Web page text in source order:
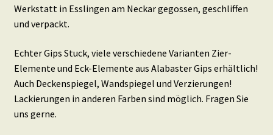
Werkstatt in Esslingen am Neckar gegossen, geschliffen
und verpackt.
Echter Gips Stuck, viele verschiedene Varianten Zier-
Elemente und Eck-Elemente aus Alabaster Gips erhältlich!
Auch Deckenspiegel, Wandspiegel und Verzierungen!
Lackierungen in anderen Farben sind möglich. Fragen Sie
uns gerne.